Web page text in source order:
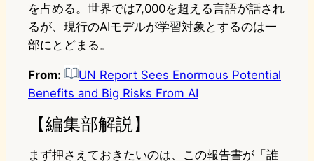
を占める。世界では7,000を超える言語が話され
るが、現行のAIモデルが学習対象とするのは一
部にとどまる。
From:
UN Report Sees Enormous Potential
Benefits and Big Risks From AI
【編集部解説】
まず押さえておきたいのは、この報告書が「誰